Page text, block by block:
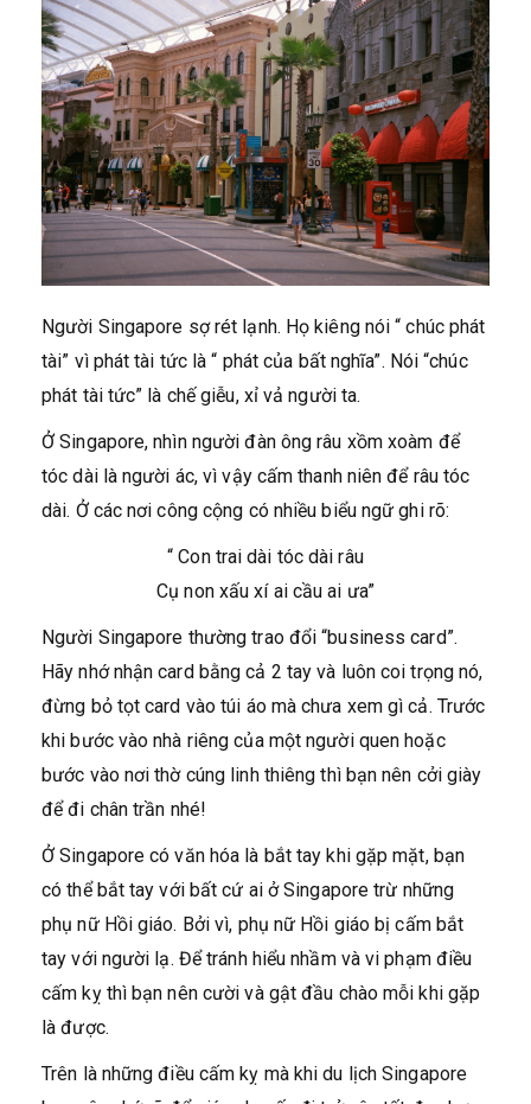
Người Singapore sợ rét lạnh. Họ kiêng nói “ chúc phát
tài” vì phát tài tức là “ phát của bất nghĩa”. Nói “chúc
phát tài tức” là chế giễu, xỉ vả người ta.
Ở Singapore, nhìn người đàn ông râu xồm xoàm để
tóc dài là người ác, vì vậy cấm thanh niên để râu tóc
dài. Ở các nơi công cộng có nhiều biểu ngữ ghi rõ:
“ Con trai dài tóc dài râu
Cụ non xấu xí ai cầu ai ưa”
Người Singapore thường trao đổi “business card”.
Hãy nhớ nhận card bằng cả 2 tay và luôn coi trọng nó,
đừng bỏ tọt card vào túi áo mà chưa xem gì cả. Trước
khi bước vào nhà riêng của một người quen hoặc
bước vào nơi thờ cúng linh thiêng thì bạn nên cởi giày
để đi chân trần nhé!
Ở Singapore có văn hóa là bắt tay khi gặp mặt, bạn
có thể bắt tay với bất cứ ai ở Singapore trừ những
phụ nữ Hồi giáo. Bởi vì, phụ nữ Hồi giáo bị cấm bắt
tay với người lạ. Để tránh hiểu nhầm và vi phạm điều
cấm kỵ thì bạn nên cười và gật đầu chào mỗi khi gặp
là được.
Trên là những điều cấm kỵ mà khi du lịch Singapore